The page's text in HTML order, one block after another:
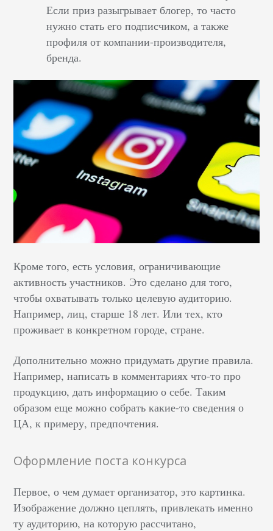
Если приз разыгрывает блогер, то часто
нужно стать его подписчиком, а также
профиля от компании-производителя,
бренда.
Кроме того, есть условия, ограничивающие
активность участников. Это сделано для того,
чтобы охватывать только целевую аудиторию.
Например, лиц, старше 18 лет. Или тех, кто
проживает в конкретном городе, стране.
Дополнительно можно придумать другие правила.
Например, написать в комментариях что-то про
продукцию, дать информацию о себе. Таким
образом еще можно собрать какие-то сведения о
ЦА, к примеру, предпочтения.
Оформление поста конкурса
Первое, о чем думает организатор, это картинка.
Изображение должно цеплять, привлекать именно
ту аудиторию, на которую рассчитано,